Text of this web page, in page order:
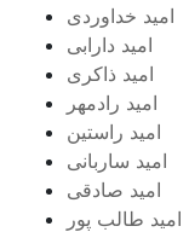
امید خداوردی
امید دارابی
امید ذاکری
امید رادمهر
امید راستین
امید ساربانی
امید صادقی
امید طالب پور